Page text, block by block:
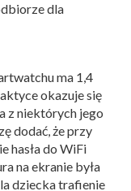
dla
ma 1,4
okazuje się
z niektórych jego
dodać, że przy
hasła do WiFi
na ekranie była
dziecka trafienie